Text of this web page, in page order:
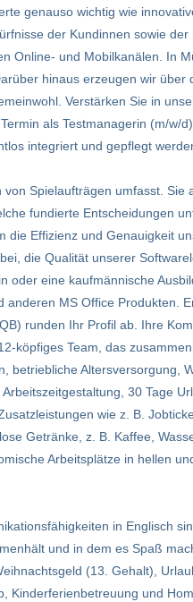
genauso wichtig wie
der Kundinnen sowie
Online- und Mobilkanälen. In
hinaus erzeugen wir
Verstärken Sie in
als Testmanagerin (m/w/
integriert und gepflegt
Spielaufträgen umfasst.
fundierte Entscheidungen
die Effizienz und Genauigkeit
die Qualität unserer
oder eine kaufmännische
MS Office Produkten.
runden Ihr Profil ab. Ihre
köpfiges Team, das
betriebliche Altersversorgung,
30 Tage
wie z. B.
Getränke, z. B. Kaffee,
Arbeitsplätze in hellen
in Englisch
und in dem es Spaß
(13. Gehalt),
Kinderferienbetreuung und